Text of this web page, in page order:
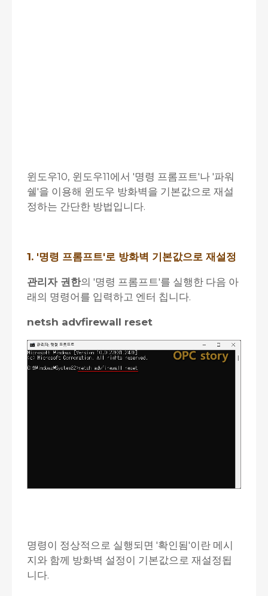
윈도우10, 윈도우11에서 '명령 프롬프트'나 '파워
쉘'을 이용해 윈도우 방화벽을 기본값으로 재설
정하는 간단한 방법입니다.
1. '명령 프롬프트'로 방화벽 기본값으로 재설정
관리자 권한의 '명령 프롬프트'를 실행한 다음 아
래의 명령어를 입력하고 엔터 칩니다.
netsh advfirewall reset
명령이 정상적으로 실행되면 '확인됨'이란 메시
지와 함께 방화벽 설정이 기본값으로 재설정됩
니다.